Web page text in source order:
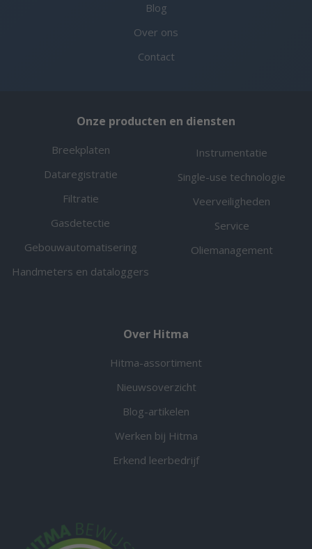
Blog
Over ons
Contact
Onze producten en diensten
Breekplaten
Dataregistratie
Filtratie
Gasdetectie
Gebouwautomatisering
Handmeters en dataloggers
Instrumentatie
Single-use technologie
Veerveiligheden
Service
Oliemanagement
Over Hitma
Hitma-assortiment
Nieuwsoverzicht
Blog-artikelen
Werken bij Hitma
Erkend leerbedrijf